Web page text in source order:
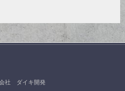
社 ダイキ開発